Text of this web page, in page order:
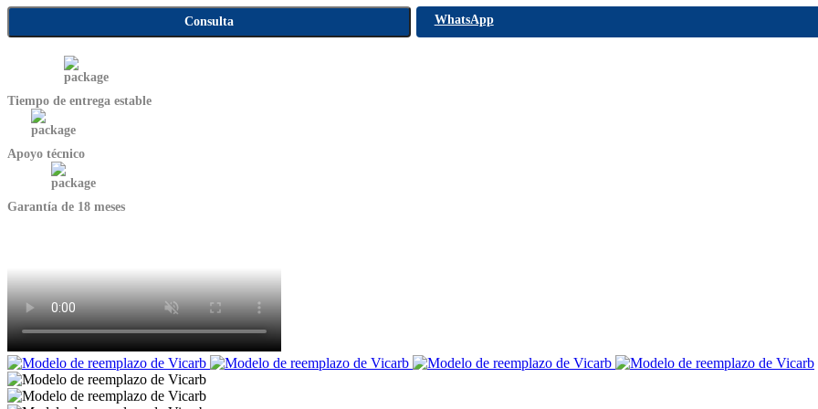
Consulta WhatsApp
Tiempo de entrega estable
Apoyo técnico
Garantía de 18 meses